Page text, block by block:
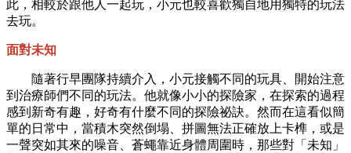
此，相較於跟他人一起玩，小元也較喜歡獨自地用獨特的玩法
去玩。
面對未知
隨著行早團隊持續介入，小元接觸不同的玩具、開始注意
到治療師們不同的玩法。他就像小小的探險家，在探索的過程
感到新奇有趣，好奇有什麼不同的探險祕訣。然而在這看似簡
單的日常中，當積木突然倒塌、拼圖無法正確放上卡榫，或是
一聲突如其來的噪音、蒼蠅靠近身體周圍時，那些對「未知」